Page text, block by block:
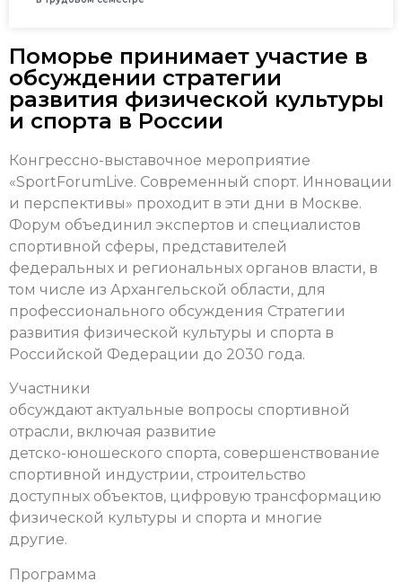
Поморье принимает участие в
обсуждении стратегии
развития физической культуры
и спорта в России
Конгрессно-выставочное мероприятие
«SportForumLive. Современный спорт. Инновации
и перспективы» проходит в эти дни в Москве.
Форум объединил экспертов и специалистов
спортивной сферы, представителей
федеральных и региональных органов власти, в
том числе из Архангельской области, для
профессионального обсуждения Стратегии
развития физической культуры и спорта в
Российской Федерации до 2030 года.
Участники
обсуждают актуальные вопросы спортивной
отрасли, включая развитие
детско-юношеского спорта, совершенствование
спортивной индустрии, строительство
доступных объектов, цифровую трансформацию
физической культуры и спорта и многие
другие.
Программа